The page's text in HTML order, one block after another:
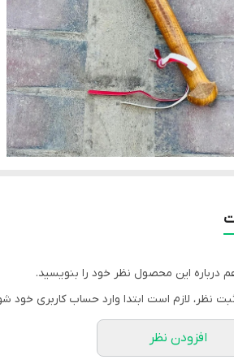
درباره این محصول نظر خود را بنویسید.
نظر، لازم است ابتدا وارد حساب کاربری خود
افزودن نظر